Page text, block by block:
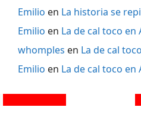
Emilio en La historia se
Emilio en La de cal toco en
whomples en La de cal
Emilio en La de cal toco en